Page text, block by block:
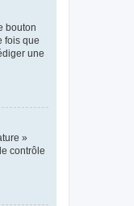
bouton
fois que
une
»
contrôle